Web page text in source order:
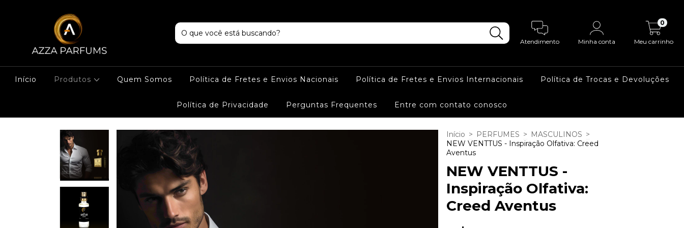
Atendimento Minha conta Meu carrinho
0
Início Produtos Quem Somos Política de Fretes e Envios Nacionais Política de Fretes e Envios Internacionais Política de Trocas e Devoluções
Política de Privacidade Perguntas Frequentes Entre com contato conosco
Início > PERFUMES > MASCULINOS >
NEW VENTTUS - Inspiração Olfativa: Creed
Aventus
NEW VENTTUS -
Inspiração Olfativa:
Creed Aventus